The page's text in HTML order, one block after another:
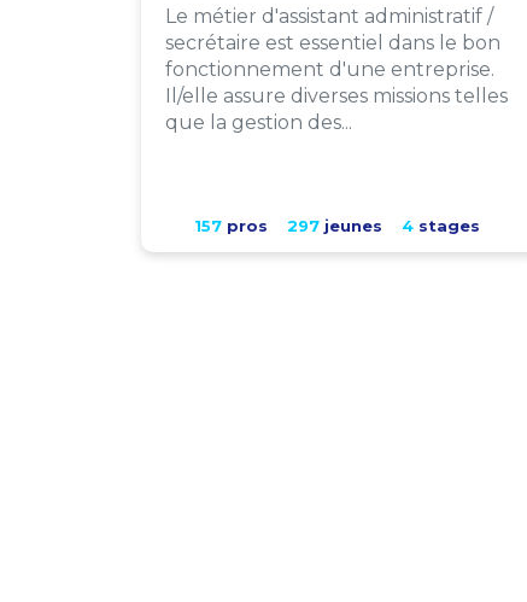
Le métier d'assistant administratif /
secrétaire est essentiel dans le bon
fonctionnement d'une entreprise.
Il/elle assure diverses missions telles
que la gestion des...
157pros 297jeunes 4stages